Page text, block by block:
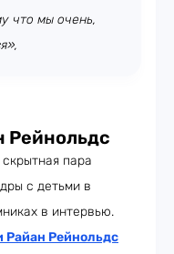
что мы очень,
Рейнольдс
пара
с детьми в
в интервью.
Райан Рейнольдс